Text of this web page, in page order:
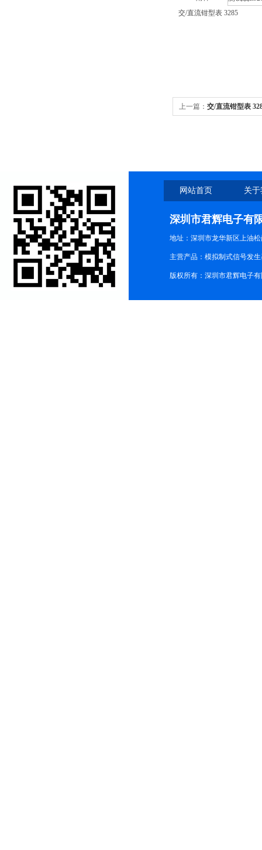
交/直流钳型表 3285
上一篇： 交/直流钳型表
网站首页 关
深圳市君辉电子有
地址：深圳市龙华新区上油松
主营产品：模拟制式信号发
版权所有：深圳市君辉电子